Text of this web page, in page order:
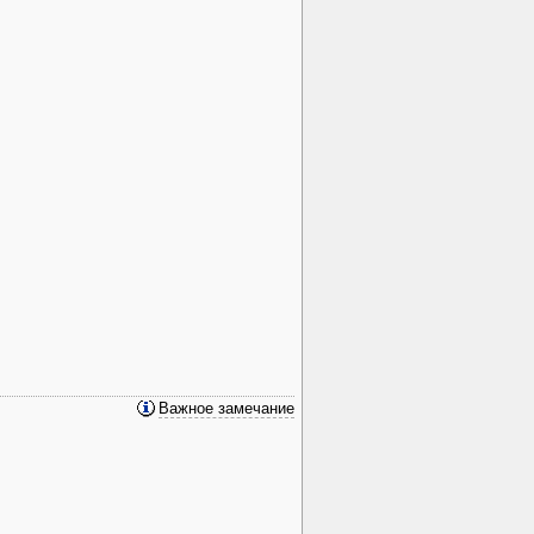
Важное замечание